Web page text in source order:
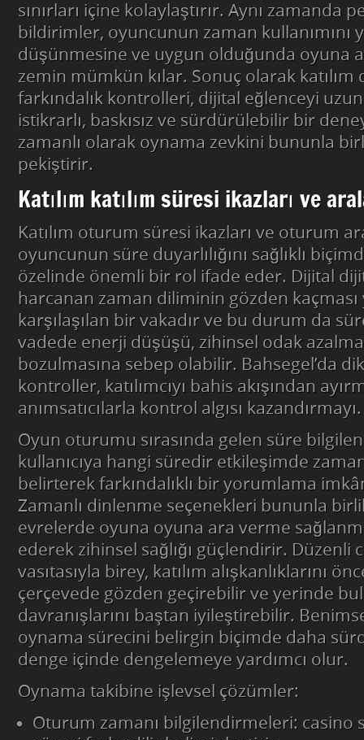
sınırları içine kolaylaştırır. Aynı zamanda
bildirimler, oyuncunun zaman kullanımını
düşünmesine ve uygun olduğunda oyuna
zemin mümkün kılar. Sonuç olarak katılım
farkındalık kontrolleri, dijital eğlenceyi
istikrarlı, baskısız ve sürdürülebilir bir
zamanlı olarak oynama zevkini bununla
pekiştirir.
Katılım katılım süresi ikazları ve
Katılım oturum süresi ikazları ve oturum
oyuncunun süre duyarlılığını sağlıklı
özelinde önemli bir rol ifade eder. Dijital
harcanan zaman diliminin gözden kaçması
karşılaşılan bir vakadır ve bu durum da
vadede enerji düşüşü, zihinsel odak
bozulmasına sebep olabilir. Bahsegel’da
kontroller, katılımcıyı bahis akışından
anımsatıcılarla kontrol algısı kazandırmayı.
Oyun oturumu sırasında gelen süre
kullanıcıya hangi süredir etkileşimde
belirterek farkındalıklı bir yorumlama
Zamanlı dinlenme seçenekleri bununla
evrelerde oyuna oyuna ara verme
ederek zihinsel sağlığı güçlendirir. Düzenli
vasıtasıyla birey, katılım alışkanlıklarını
çerçevede gözden geçirebilir ve yerinde
davranışlarını baştan iyileştirebilir.
oynama sürecini belirgin biçimde daha
denge içinde dengelemeye yardımcı olur.
Oynama takibine işlevsel çözümler:
Oturum zamanı bilgilendirmeleri: casino